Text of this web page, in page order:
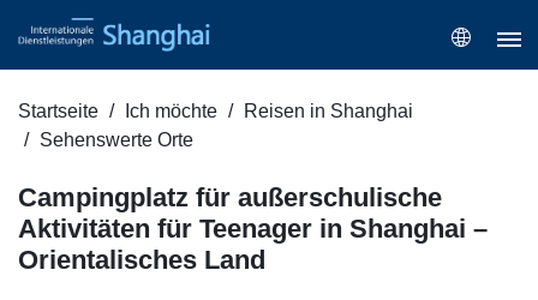
Startseite Ich möchte
Reisen in Shanghai
Sehenswerte Orte
Campingplatz für außerschulische
Aktivitäten für Teenager in Shanghai –
Orientalisches Land